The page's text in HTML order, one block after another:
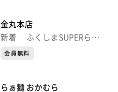
金丸本店
新着 ふくしまSUPERらー
めん道
会員無料
らぁ麺 おかむら